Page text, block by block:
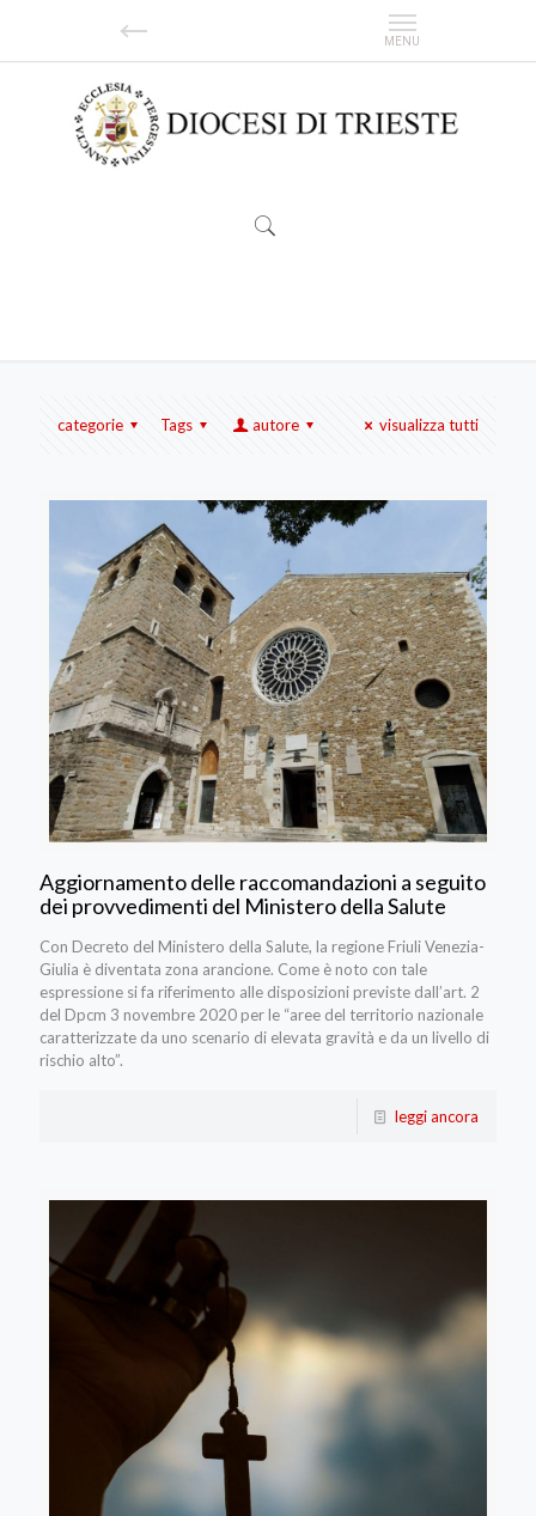
categorie Tags autore visualizza tutti
Aggiornamento delle raccomandazioni a seguito
dei provvedimenti del Ministero della Salute
Con Decreto del Ministero della Salute, la regione Friuli Venezia-
Giulia è diventata zona arancione. Come è noto con tale
espressione si fa riferimento alle disposizioni previste dall’art. 2
del Dpcm 3 novembre 2020 per le “aree del territorio nazionale
caratterizzate da uno scenario di elevata gravità e da un livello di
rischio alto”.
leggi ancora